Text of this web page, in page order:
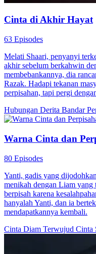
Cinta di Akhir Hayat
63 Episodes
Melati Shaari, penyanyi
akhir sebelum berkahwin
membebankannya, dia
Razak. Hadapi tekanan
perpisahan, tapi pergi
Hubungan Derita Bandar
Warna Cinta dan
80 Episodes
Yanti, gadis yang
menikah dengan Liam yang
berpisah karena
hanyalah Yanti, dan ia
mendapatkannya kembali.
Cinta Diam Terwujud Cinta